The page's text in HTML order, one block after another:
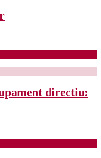
directiu: